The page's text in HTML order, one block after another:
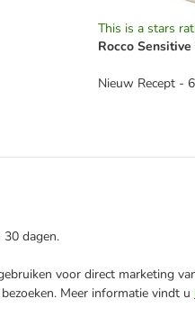
This is a stars
Rocco
Nieuw Recept -
dagen.
voor direct marketing
Meer informatie vindt u